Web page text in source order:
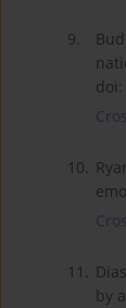
9.
doi:
10.
11.
by